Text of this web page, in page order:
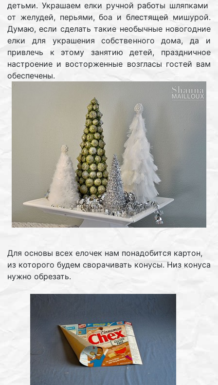
детьми. Украшаем елки ручной работы шляпками
от желудей, перьями, боа и блестящей мишурой.
Думаю, если сделать такие необычные новогодние
елки для украшения собственного дома, да и
привлечь к этому занятию детей, праздничное
настроение и восторженные возгласы гостей вам
обеспечены.
Для основы всех елочек нам понадобится картон,
из которого будем сворачивать конусы. Низ конуса
нужно обрезать.